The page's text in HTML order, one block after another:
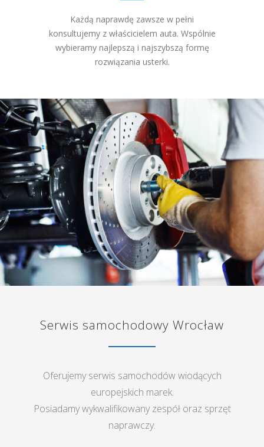
Każdą naprawdę zawsze w pełni
konsultujemy z właścicielem auta. Wspólnie
wybieramy najlepszą i najszybszą formę
rozwiązania usterki.
Serwis samochodowy Wrocław
Oferujemy serwis samochodów wiodących
europejskich marek.
Posiadamy wykwalifikowany zespół oraz sprzęt
naprawczy.